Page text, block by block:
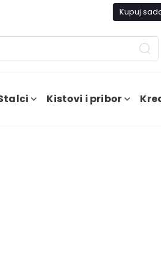
Kupuj
Kistovi i pribor